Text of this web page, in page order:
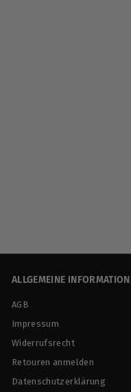
0
ALLGEMEINE
AGB
Impressum
Widerrufsrecht
Retouren anmelden
Datenschutzerklärung